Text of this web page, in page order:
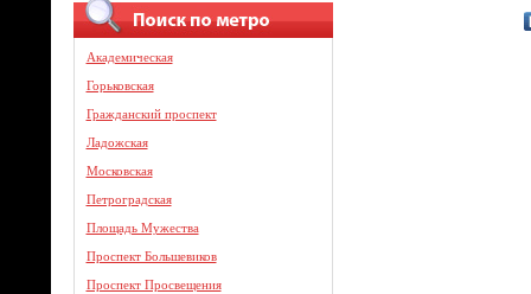
Академическая
Горьковская
Гражданский проспект
Ладожская
Московская
Петроградская
Площадь Мужества
Проспект Большевиков
Проспект Просвещения